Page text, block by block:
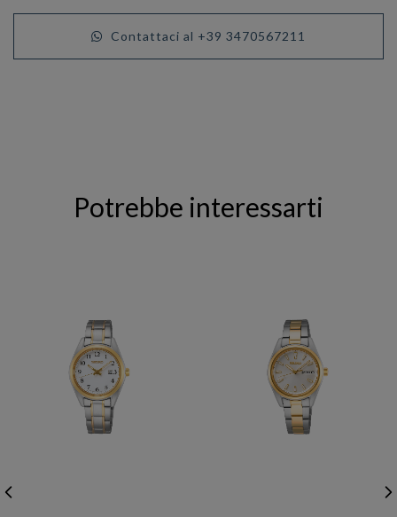
Contattaci al +39 3470567211
Potrebbe interessarti